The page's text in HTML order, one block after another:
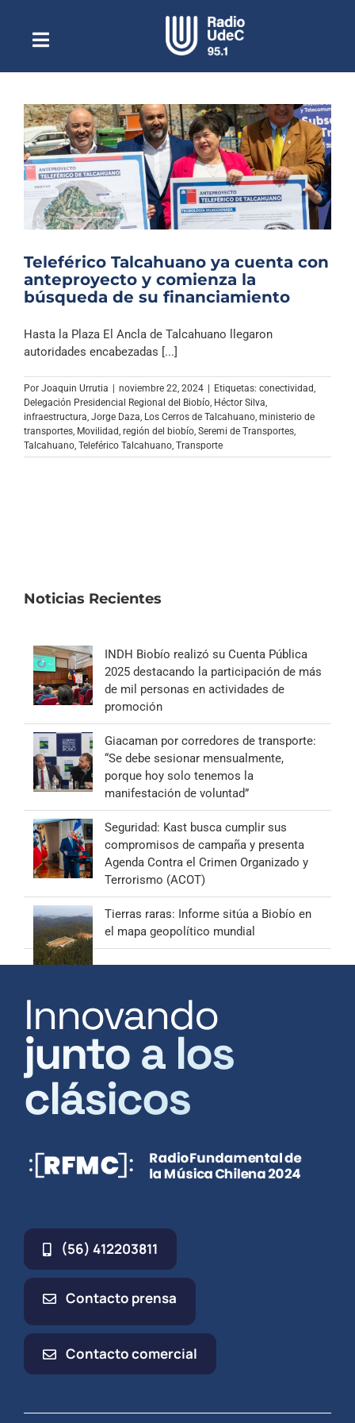
contenidoToggle
NavigationEscuchar Radio UdeC en vivo
Quiénes Somos
Programación
Podcast
Noticias
Columnas
Música Clásica
Especiales
Teleférico Talcahuano ya cuenta con
anteproyecto y comienza la
búsqueda de su financiamiento
Hasta la Plaza El Ancla de Talcahuano llegaron
autoridades encabezadas [...]
Por Joaquin Urrutia | noviembre 22, 2024 | Etiquetas: conectividad
Delegación Presidencial Regional del Biobío Héctor Silva
infraestructura Jorge Daza Los Cerros de Talcahuano ministerio de
transportes Movilidad región del biobío Seremi de Transportes
Talcahuano Teleférico Talcahuano Transporte
Noticias Recientes
INDH Biobío realizó su Cuenta Pública
2025 destacando la participación de más
de mil personas en actividades de
promoción
Giacaman por corredores de transporte:
“Se debe sesionar mensualmente,
porque hoy solo tenemos la
manifestación de voluntad”
Seguridad: Kast busca cumplir sus
compromisos de campaña y presenta
Agenda Contra el Crimen Organizado y
Terrorismo (ACOT)
Tierras raras: Informe sitúa a Biobío en
el mapa geopolítico mundial
Innovando
junto a los
clásicos
(56) 412203811
Contacto prensa
Contacto comercial